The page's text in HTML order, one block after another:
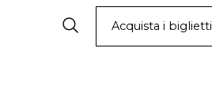
Acquista i biglietti